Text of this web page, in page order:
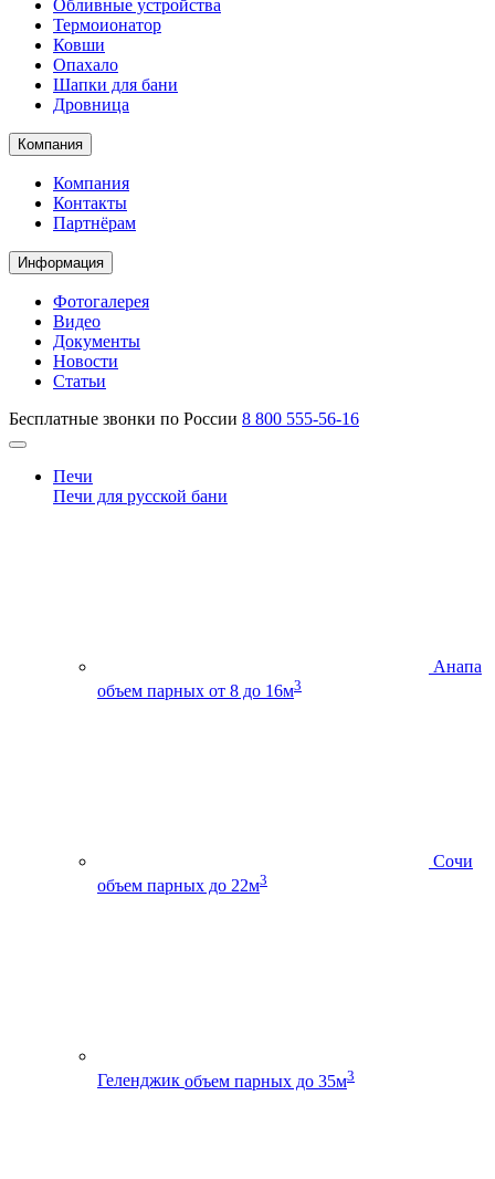
Обливные устройства
Термоионатор
Ковши
Опахало
Шапки для бани
Дровница
Компания
Компания
Контакты
Партнёрам
Информация
Фотогалерея
Видео
Документы
Новости
Статьи
Бесплатные звонки по России 8 800 555-56-16
Печи
Печи для русской бани
Анапа
объем парных от 8 до 16м3
Сочи
объем парных до 22м3
Геленджик объем парных до 35м3